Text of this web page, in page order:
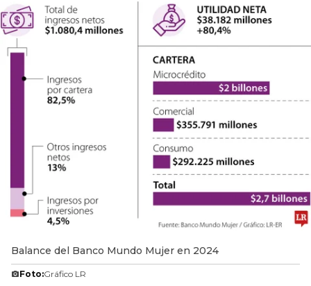
Balance del Banco Mundo Mujer en 2024
Foto:Gráfico LR